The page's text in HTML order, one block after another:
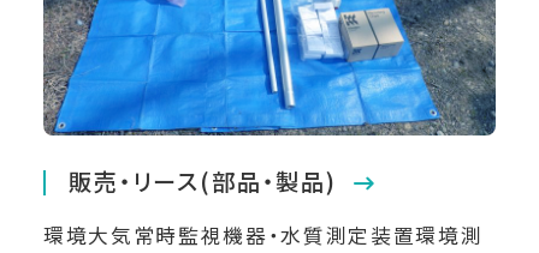
販売・リース(部品・製品)
環境大気常時監視機器・水質測定装置環境測